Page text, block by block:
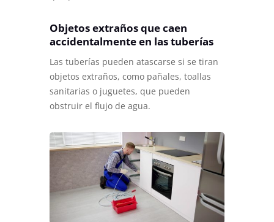
Objetos extraños que caen
accidentalmente en las tuberías
Las tuberías pueden atascarse si se tiran
objetos extraños, como pañales, toallas
sanitarias o juguetes, que pueden
obstruir el flujo de agua.